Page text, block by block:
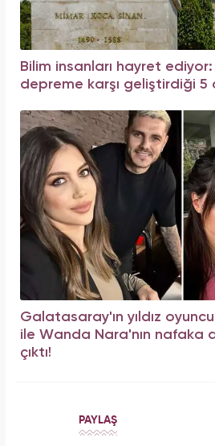
Bilim insanları hayret ediyor:
depreme karşı geliştirdiği 5
Galatasaray'ın yıldız
ile Wanda Nara'nın nafaka
çıktı!
PAYLAŞ